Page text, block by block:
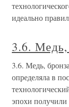
идеально
3.6. Медь,
3.6. Медь,
определяла в
эпохи